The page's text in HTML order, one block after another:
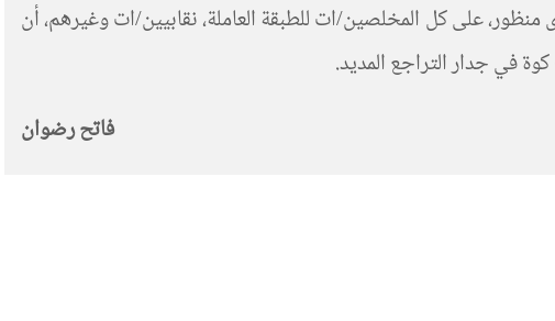
على كل المخلصين/ات للطبقة العاملة، نقابيين/ات وغيرهم، أن
كوة في جدار التراجع المديد.
فاتح رضوان